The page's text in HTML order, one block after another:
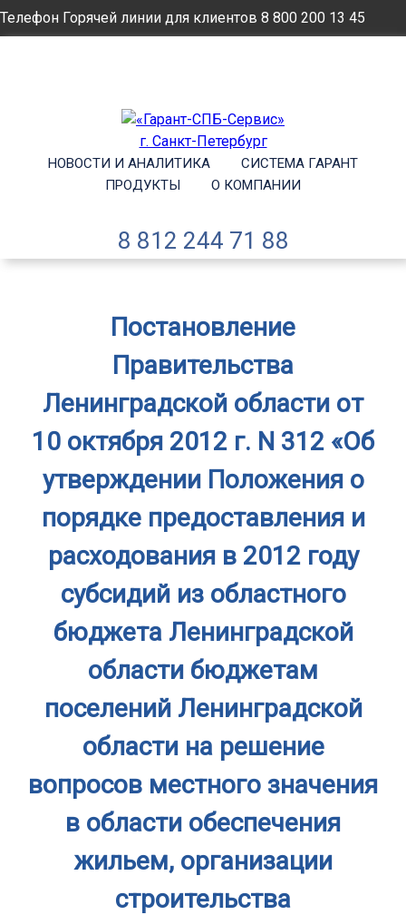
Телефон Горячей линии для клиентов 8 800 200 13 45
НОВОСТИ И АНАЛИТИКА
СИСТЕМА ГАРАНТ
ПРОДУКТЫ
О КОМПАНИИ
8 812 244 71 88
Постановление
Правительства
Ленинградской области от
10 октября 2012 г. N 312 «Об
утверждении Положения о
порядке предоставления и
расходования в 2012 году
субсидий из областного
бюджета Ленинградской
области бюджетам
поселений Ленинградской
области на решение
вопросов местного значения
в области обеспечения
жильем, организации
строительства